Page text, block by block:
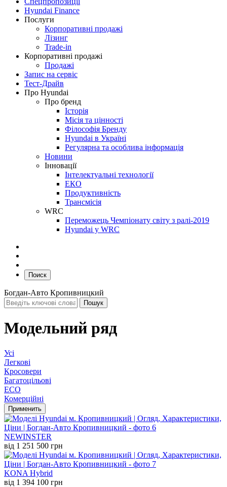
Hyundai Finance
Послуги
Корпоративні продажі
Лізинг
Trade-in
Корпоративні продажі
Продажі
Запис на сервіс
Тест-Драйв
Про Hyundai
Про бренд
Історія
Місія та цінності
Філософія Бренду
Hyundai в Україні
Регулярна та особлива інформація
Новини
Інновації
Інтелектуальні технології
ЕКО
Продуктивність
Трансмісія
WRC
Переможець Чемпіонату світу з ралі-2019
Hyundai у WRC
Поиск
Богдан-Авто Кропивницкий
Модельний ряд
Усі
Легкові
Кросовери
Багатоцільові
ECO
Комерційні
NEWINSTER
від 1 251 500 грн
KONA Hybrid
від 1 394 100 грн